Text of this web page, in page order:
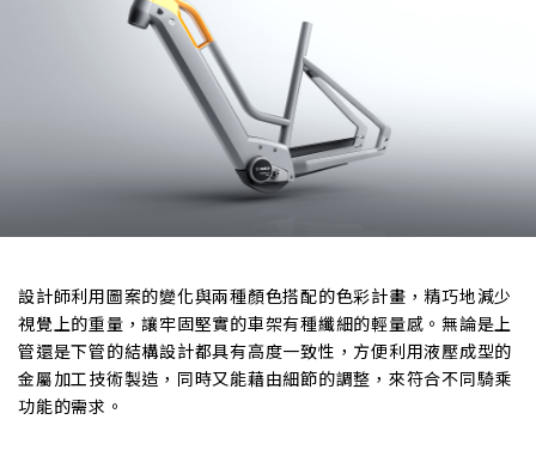
設計師利用圖案的變化與兩種顏色搭配的色彩計畫，精巧地減少
視覺上的重量，讓牢固堅實的車架有種纖細的輕量感。無論是上
管還是下管的結構設計都具有高度一致性，方便利用液壓成型的
金屬加工技術製造，同時又能藉由細節的調整，來符合不同騎乘
功能的需求。